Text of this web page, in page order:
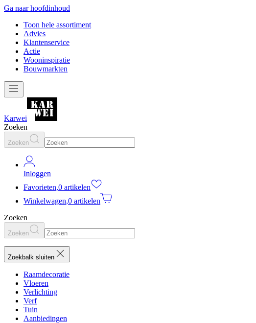
Ga naar hoofdinhoud
Toon hele assortiment
Advies
Klantenservice
Actie
Wooninspiratie
Bouwmarkten
Karwei
Zoeken
Zoeken
Inloggen
Favorieten,0 artikelen
Winkelwagen,0 artikelen
Zoeken
Zoeken
Zoekbalk sluiten
Raamdecoratie
Vloeren
Verlichting
Verf
Tuin
Aanbiedingen